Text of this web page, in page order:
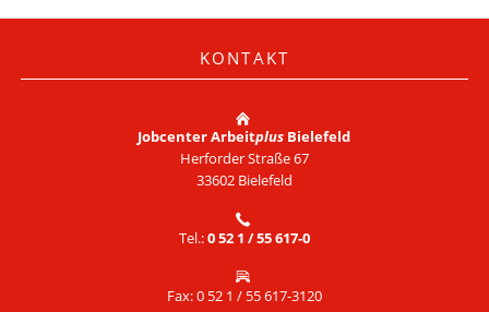
KONTAKT
Jobcenter Arbeitplus Bielefeld
Herforder Straße 67
33602 Bielefeld
Tel.:0 52 1 / 55 617-0
Fax: 0 52 1 / 55 617-3120